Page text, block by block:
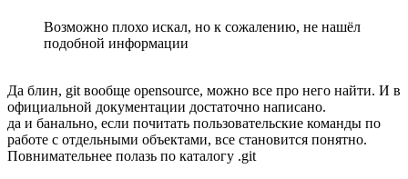
Возможно плохо искал, но к сожалению, не нашёл
подобной информации
Да блин, git вообще opensource, можно все про него найти. И в
официальной документации достаточно написано.
да и банально, если почитать пользовательские команды по
работе с отдельными объектами, все становится понятно.
Повнимательнее полазь по каталогу .git